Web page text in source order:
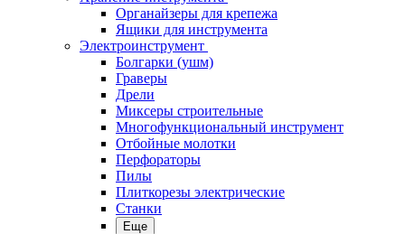
Органайзеры для крепежа
Ящики для инструмента
Электроинструмент
Болгарки (ушм)
Граверы
Дрели
Миксеры строительные
Многофункциональный инструмент
Отбойные молотки
Перфораторы
Пилы
Плиткорезы электрические
Станки
Еще